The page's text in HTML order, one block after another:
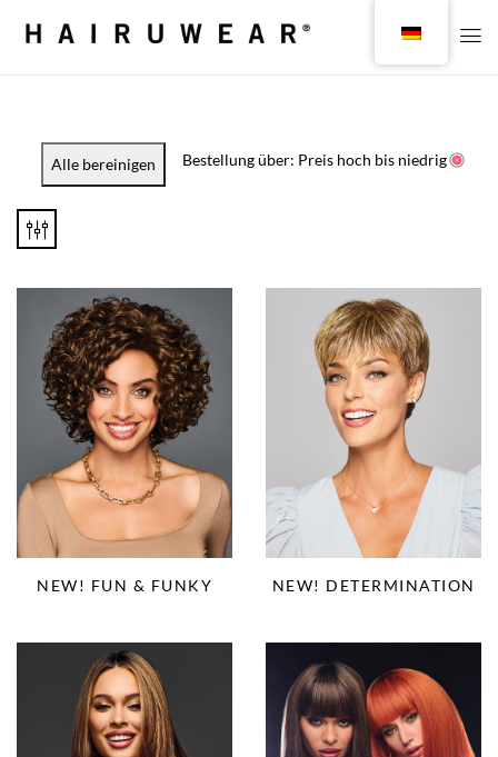
Alle bereinigen Bestellung über: Preis hoch bis niedrig
NEW! FUN & FUNKY NEW! DETERMINATION